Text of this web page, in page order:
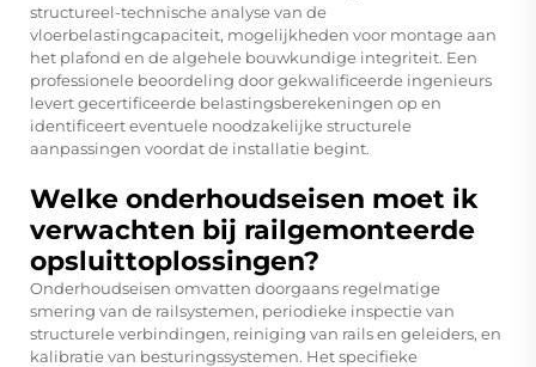
structureel-technische analyse van de
vloerbelastingcapaciteit, mogelijkheden voor montage aan
het plafond en de algehele bouwkundige integriteit. Een
professionele beoordeling door gekwalificeerde ingenieurs
levert gecertificeerde belastingsberekeningen op en
identificeert eventuele noodzakelijke structurele
aanpassingen voordat de installatie begint.
Welke onderhoudseisen moet ik
verwachten bij railgemonteerde
opsluittoplossingen?
Onderhoudseisen omvatten doorgaans regelmatige
smering van de railsystemen, periodieke inspectie van
structurele verbindingen, reiniging van rails en geleiders, en
kalibratie van besturingssystemen. Het specifieke